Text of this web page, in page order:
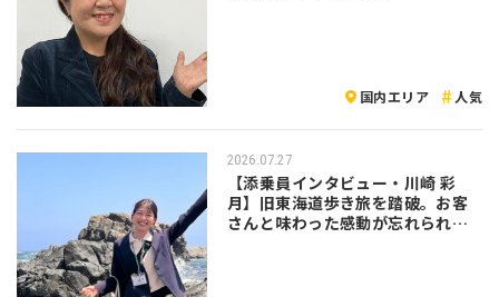
国内エリア 人気
2026.07.27
【添乗員インタビュー・川崎 彩
月】旧東海道歩き旅を踏破。お客
さんと味わった感動が忘れられな